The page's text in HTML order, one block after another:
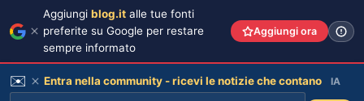
Aggiungi blog.it alle tue fonti
preferite su Google per restare
sempre informato
Aggiungi ora
✉️ Entra nella community - ricevi le notizie che contano IA